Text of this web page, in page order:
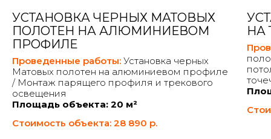
УСТАНОВКА ЧЕРНЫХ МАТОВЫХ
ПОЛОТЕН НА АЛЮМИНИЕВОМ
ПРОФИЛЕ
Проведенные работы: Установка черных
Матовых полотен на алюминиевом профиле
/ Монтаж парящего профиля и трекового
освещения
Площадь объекта: 20 м²
Стоимость объекта: 28 890 р.
НА